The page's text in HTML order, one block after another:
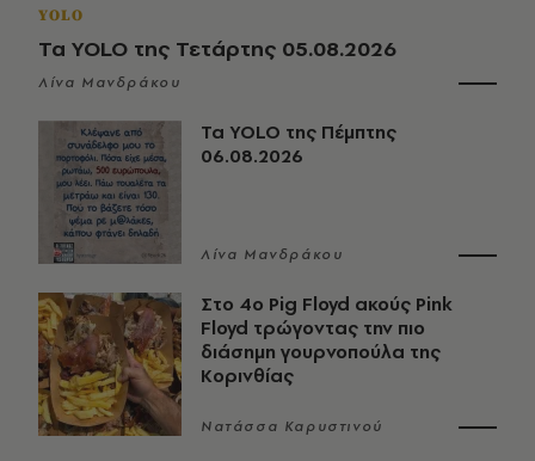
YOLO
Τα YOLO της Τετάρτης 05.08.2026
Λίνα Μανδράκου
Τα YOLO της Πέμπτης
06.08.2026
Λίνα Μανδράκου
Στο 4ο Pig Floyd ακούς Pink
Floyd τρώγοντας την πιο
διάσημη γουρνοπούλα της
Κορινθίας
Νατάσσα Καρυστινού